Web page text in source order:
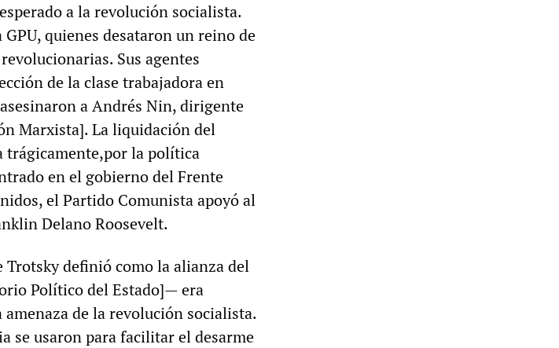
a la revolución socialista.
quienes desataron un reino de
Sus agentes
de la clase trabajadora en
a Andrés Nin, dirigente
Marxista]. La liquidación del
trágicamente,por la política
en el gobierno del Frente
el Partido Comunista apoyó al
Delano Roosevelt.
definió como la alianza del
Político del Estado]— era
de la revolución socialista.
se usaron para facilitar el desarme